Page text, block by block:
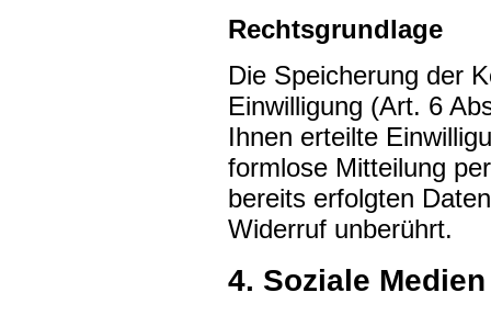
Rechtsgrundlage
Die Speicherung der
Einwilligung (Art. 6
Ihnen erteilte
formlose Mitteilung
bereits erfolgten
Widerruf unberührt.
4. Soziale Medien